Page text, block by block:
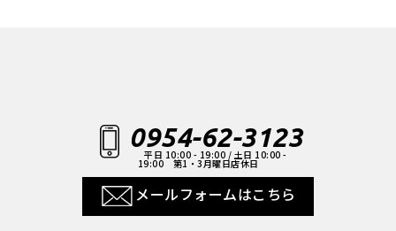
0954-62-3123
平日 10:00 - 19:00 / 土日 10:00 -
19:00 第1・3月曜日店休日
メールフォームはこちら